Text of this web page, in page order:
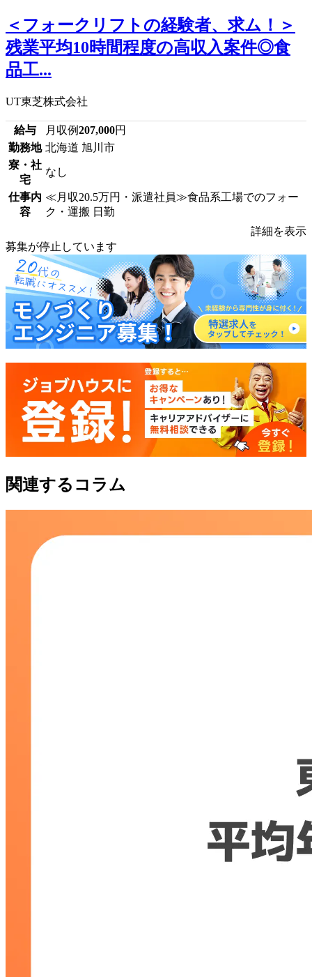
＜フォークリフトの経験者、求ム！＞
残業平均10時間程度の高収入案件◎食
品工...
UT東芝株式会社
給与 月収例207,000円
勤務地 北海道 旭川市
寮・社
宅
なし
仕事内
容
≪月収20.5万円・派遣社員≫食品系工場でのフォー
ク・運搬 日勤
詳細を表示
募集が停止しています
関連するコラム